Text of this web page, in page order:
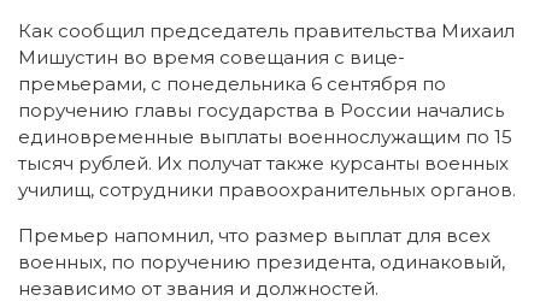
Как сообщил председатель правительства Михаил
Мишустин во время совещания с вице-
премьерами, с понедельника 6 сентября по
поручению главы государства в России начались
единовременные выплаты военнослужащим по 15
тысяч рублей. Их получат также курсанты военных
училищ, сотрудники правоохранительных органов.
Премьер напомнил, что размер выплат для всех
военных, по поручению президента, одинаковый,
независимо от звания и должностей.